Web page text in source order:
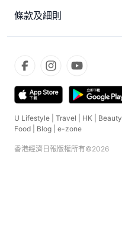
條款及細則
U Lifestyle Travel HK Beauty
Food
Blog e-zone
香港經濟日報版權所有©2026